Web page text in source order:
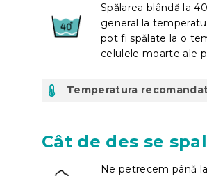
Spălarea blândă la
general la
pot fi spălate la o
celulele moarte ale
Temperatura
Cât de des se
Ne petrecem până